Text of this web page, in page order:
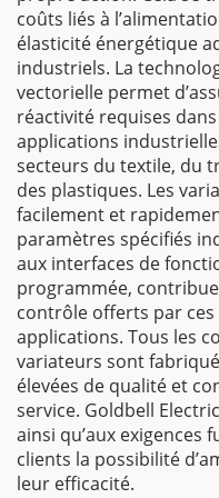
coûts liés à
élasticité énergétique
industriels. La
vectorielle permet
réactivité requises
applications
secteurs du textile, du
des plastiques. Les
facilement et
paramètres spécifiés
aux interfaces de
programmée,
contrôle offerts par
applications. Tous les
variateurs sont
élevées de qualité et
service. Goldbell
ainsi qu’aux exigences
clients la possibilité
leur efficacité.